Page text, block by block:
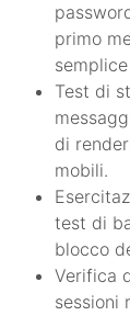
primo
Test di
di
mobili.
test di
blocco
Verifica
sessioni